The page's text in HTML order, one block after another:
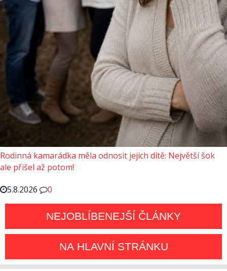
Rodinná kamarádka měla odnosit jejich dítě: Největší šok
ale přišel až potom!
5.8.2026
0
NEJOBLÍBENEJŠÍ ČLÁNKY
NA HLAVNÍ STRÁNKU